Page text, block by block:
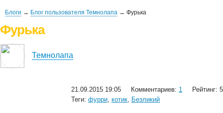
Блоги → Блог пользователя Темнолапа → Фурька
Фурька
Темнолапа
21.09.2015 19:05 Комментариев: 1
Рейтинг: 5
Теги: фурри, котик, Безликий